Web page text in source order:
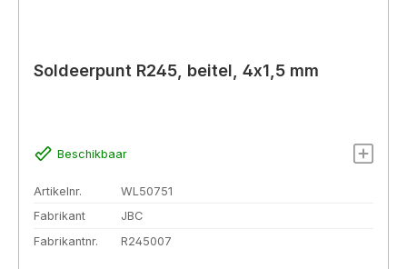
Soldeerpunt R245, beitel, 4x1,5 mm
Beschikbaar
Artikelnr.
WL50751
Fabrikant
JBC
Fabrikantnr.
R245007